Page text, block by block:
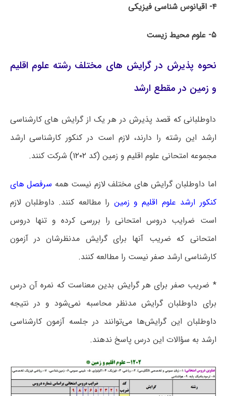
۴- اقیانوس شناسی فیزیکی
۵- علوم محیط زیست
نحوه پذیرش در گرایش های مختلف رشته علوم اقلیم
و زمین در مقطع ارشد
داوطلبانی که قصد پذیرش در هر یک از گرایش های کارشناسی
ارشد این رشته را دارند، لازم است در کنکور کارشناسی ارشد
مجموعه امتحانی علوم اقلیم و زمین (کد ۱۲۰۲) شرکت کنند.
اما داوطلبان گرایش های مختلف لازم نیست همه سرفصل های
کنکور ارشد علوم اقلیم و زمین را مطالعه کنند. داوطلبان لازم
است ضرایب دروس امتحانی را بررسی کرده و تنها دروس
امتحانی که ضریب آنها برای گرایش مدنظرشان در آزمون
کارشناسی ارشد صفر نیست را مطالعه کنند.
* ضریب صفر برای هر گرایش بدین معناست که نمره آن درس
برای داوطلبان گرایش مدنظر محاسبه نمی‌شود و در نتیجه
داوطلبان این گرایش‌ها می‌توانند در جلسه آزمون کارشناسی
ارشد به سؤالات این درس پاسخ ندهند.